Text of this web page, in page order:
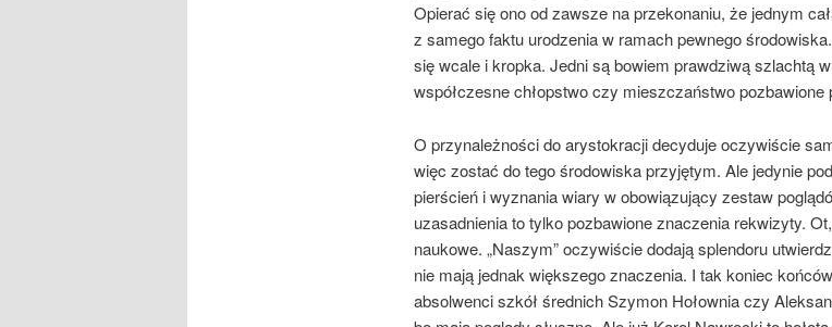
Opierać się ono od zawsze na przekonaniu, że jednym
z samego faktu urodzenia w ramach pewnego
się wcale i kropka. Jedni są bowiem prawdziwą szlachtą
współczesne chłopstwo czy mieszczaństwo pozbawione
O przynależności do arystokracji decyduje oczywiście
więc zostać do tego środowiska przyjętym. Ale jedynie
pierścień i wyznania wiary w obowiązujący zestaw
uzasadnienia to tylko pozbawione znaczenia rekwizyty.
naukowe. „Naszym” oczywiście dodają splendoru
nie mają jednak większego znaczenia. I tak koniec
absolwenci szkół średnich Szymon Hołownia czy